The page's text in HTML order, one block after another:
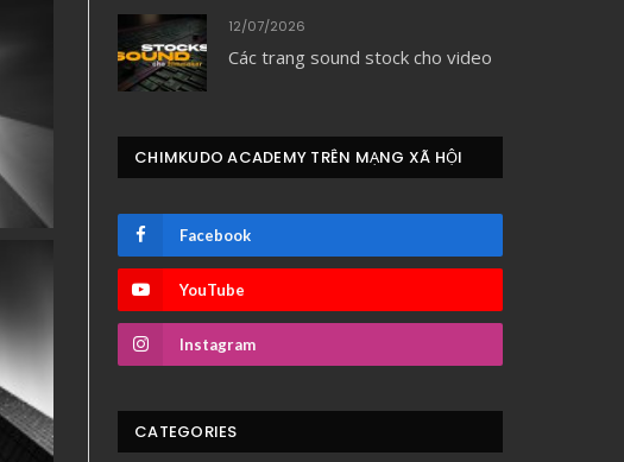
12/07/2026
Các trang sound stock cho video
CHIMKUDO ACADEMY TRÊN MẠNG XÃ HỘI
Facebook
YouTube
Instagram
CATEGORIES